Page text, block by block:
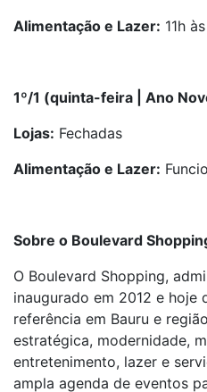
Alimentação e Lazer: 11h
1º/1 (quinta-feira | Ano
Lojas: Fechadas
Alimentação e Lazer:
Sobre o Boulevard
O Boulevard Shopping,
inaugurado em 2012 e hoje
referência em Bauru e
estratégica, modernidade,
entretenimento, lazer e
ampla agenda de eventos